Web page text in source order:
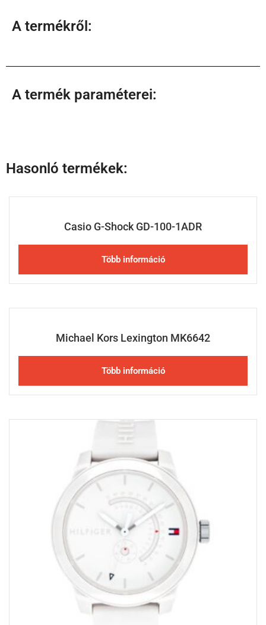
A termékről:
A termék paraméterei:
Hasonló termékek:
Casio G-Shock GD-100-1ADR
Több információ
Michael Kors Lexington MK6642
Több információ